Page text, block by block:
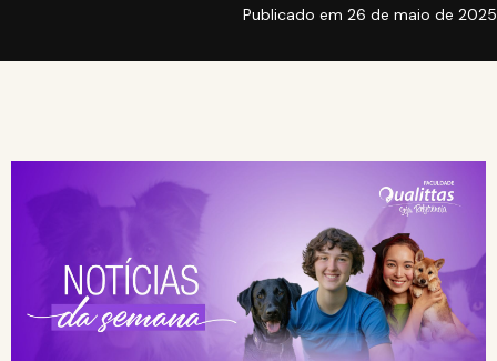
Publicado em 26 de maio de 2025